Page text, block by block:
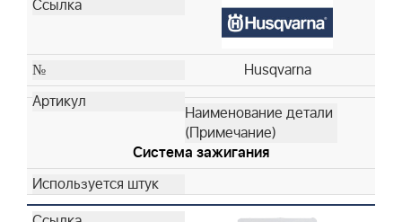
19203
19061
19230
19070
19400
Husqvarna
Система зажигания